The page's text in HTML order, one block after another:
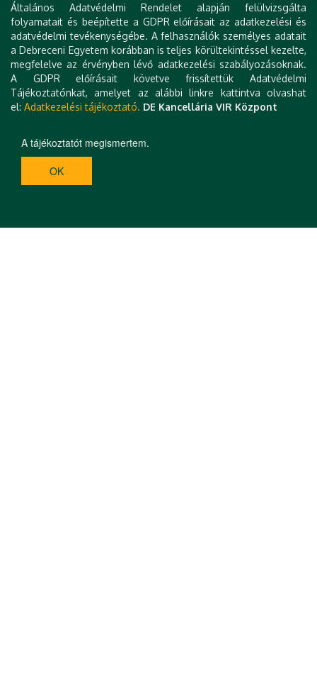
Általános Adatvédelmi Rendelet alapján felülvizsgálta
folyamatait és beépítette a GDPR előírásait az adatkezelési és
adatvédelmi tevékenységébe. A felhasználók személyes adatait
a Debreceni Egyetem korábban is teljes körültekintéssel kezelte,
megfelelve az érvényben lévő adatkezelési szabályozásoknak.
A GDPR előírásait követve frissítettük Adatvédelmi
Tájékoztatónkat, amelyet az alábbi linkre kattintva olvashat
el: Adatkezelési tájékoztató. DE Kancellária VIR Központ
A tájékoztatót megismertem.
OK